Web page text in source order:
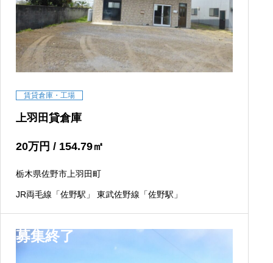
賃貸倉庫・工場
上羽田貸倉庫
20万円 / 154.79㎡
栃木県佐野市上羽田町
JR両毛線「佐野駅」 東武佐野線「佐野駅」
募集終了